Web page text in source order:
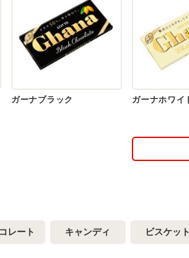
ガーナブラック ガーナホワイ
レート キャンディ ビスケット